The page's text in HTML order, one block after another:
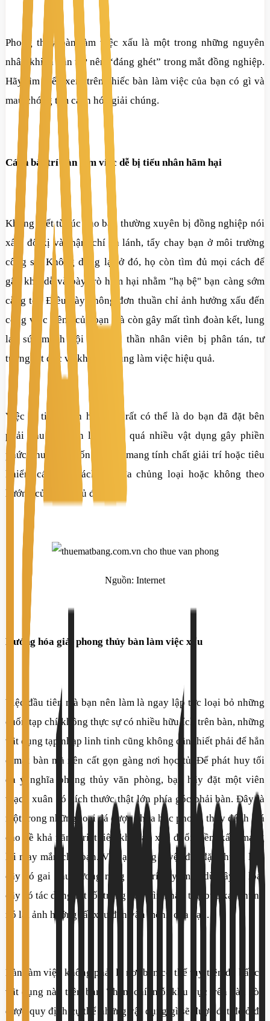
Phong thủy bàn làm việc xấu là một trong những nguyên
nhân khiến bạn trở nên “đáng ghét” trong mắt đồng nghiệp.
Hãy tìm hiểu xem trên chiếc bàn làm việc của bạn có gì và
mau chóng tìm cách hóa giải chúng.
Cách bài trí bàn làm việc dễ bị tiểu nhân hãm hại
Không biết từ lúc nào bạn thường xuyên bị đồng nghiệp nói
xấu, đố kị và thậm chí xa lánh, tẩy chay bạn ở môi trường
công sở. Không dừng lại ở đó, họ còn tìm đủ mọi cách để
gây khó dễ và bày trò hãm hại nhằm "hạ bệ" bạn càng sớm
càng tốt. Điều này không đơn thuần chỉ ảnh hưởng xấu đến
công việc riêng của bạn mà còn gây mất tình đoàn kết, lung
lay sức mạnh nội bộ, tinh thần nhân viên bị phân tán, tư
tưởng tụt dốc và khó tập trung làm việc hiệu quả.
Việc bị tiểu nhân hãm hại rất có thể là do bạn đã đặt bên
phải khu vực bàn làm việc quá nhiều vật dụng gây phiền
phức như: các cuốn tạp chí mang tính chất giải trí hoặc tiêu
khiển, các loại sách báo đa chủng loại hoặc không theo
hướng của một chủ đề nào.
Nguồn: Internet
Hướng hóa giải phong thủy bàn làm việc xấu
Việc đầu tiên mà bạn nên làm là ngay lập tức loại bỏ những
cuốn tạp chí không thực sự có nhiều hữu ích trên bàn, những
vật dụng tạp nhạp linh tinh cũng không cần thiết phải để hẳn
ở mặt bàn mà nên cất gọn gàng nơi học tủ. Để phát huy tối
đa ý nghĩa phong thủy văn phòng, bạn hãy đặt một viên
thạch xuân có kích thước thật lớn phía góc phải bàn. Đây là
một trong những loại đá được khoa học phong thủy đánh giá
cao về khả năng triệt tiêu khí hại, xua đuổi điềm xấu, mang
lại may mắn cho bạn. Và bạn cũng tuyệt đối đặt những loại
cây có gai như xương rồng ở vị trí này, mặc dù đây là loại
cây có tác dụng rất tốt trong quá trình hấp thụ bức xạ, nhưng
nó lại ảnh hưởng rất xấu đến vận mệnh của bạn.
Bàn làm việc không phải là nơi bạn có thể tùy tiện để bất cứ
vật dụng nào trên bàn. Thậm chí, mỗi khu vực trên bàn còn
được quy định cụ thể những vật dụng gì sẽ được đặt để ở đó